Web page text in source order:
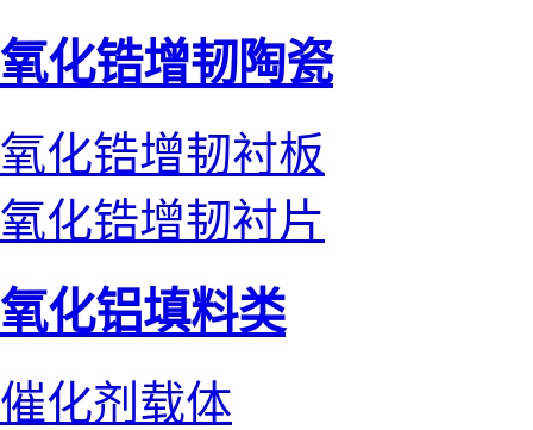
氧化锆增韧陶瓷
氧化锆增韧衬板
氧化锆增韧衬片
氧化铝填料类
催化剂载体